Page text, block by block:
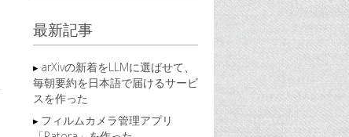
最新記事
arXivの新着をLLMに選ばせて、
毎朝要約を日本語で届けるサービ
スを作った
フィルムカメラ管理アプリ